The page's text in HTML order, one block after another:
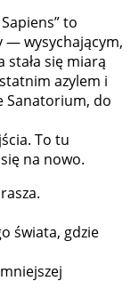
to
— wysychającym,
się miarą
azylem i
Sanatorium, do
To tu
na nowo.
świata, gdzie